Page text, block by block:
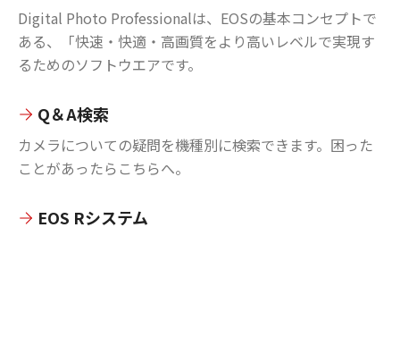
Digital Photo Professionalは、EOSの基本コンセプトで
ある、「快速・快適・高画質をより高いレベルで実現す
るためのソフトウエアです。
Q＆A検索
カメラについての疑問を機種別に検索できます。困った
ことがあったらこちらへ。
EOS Rシステム